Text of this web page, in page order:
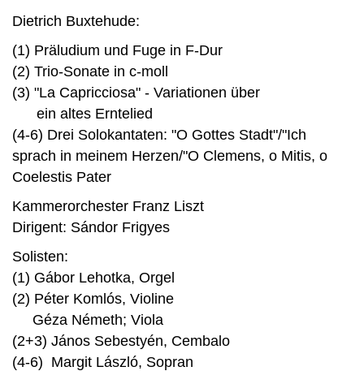
images
Dietrich Buxtehude:
(1) Präludium und Fuge in F-Dur
(2) Trio-Sonate in c-moll
(3) "La Capricciosa" - Variationen über
ein altes Erntelied
(4-6) Drei Solokantaten: "O Gottes Stadt"/"Ich
sprach in meinem Herzen/"O Clemens, o Mitis, o
Coelestis Pater
Kammerorchester Franz Liszt
Dirigent: Sándor Frigyes
Solisten:
(1) Gábor Lehotka, Orgel
(2) Péter Komlós, Violine
Géza Németh; Viola
(2+3) János Sebestyén, Cembalo
(4-6) Margit László, Sopran